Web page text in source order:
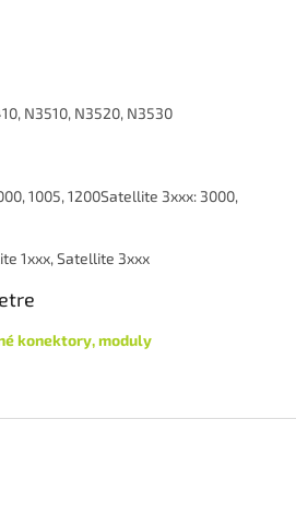
N3510, N3520, N3530
1005, 1200Satellite 3xxx: 3000,
1xxx, Satellite 3xxx
konektory, moduly